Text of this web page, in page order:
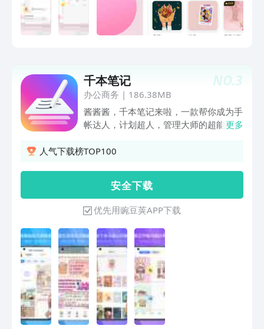
表】轻松制作，复制分享课表，校园学习
好帮手。【日历】阴历黄历，节假日24
节气方便查。【天气预报】空气质量，灾
健康减肥，塑造魔鬼身材。【小箩筐】地
铁交通图，单位换算，扫二维码，涂鸦：
更多生活实用工具，方便每一天。·个性
换肤：定制专属皮肤，适合不一样的你。
·美颜效果：轻松驾驭各种拍照风格，丰
富的滤镜效果，想怎么变就怎么变！·潮
不下来！·可爱贴纸：超萌二次元贴纸素
材，酷酷萌萌哒。·多彩画笔：多种花边
笔，描绘美好心情。·炫酷模板：打造精
致模版，创意场景布局。
NO.3
千本笔记
办公商务 | 186.38MB
酱酱酱，千本笔记来啦，一款帮你成为手
帐达人，计划超人，管理大师的超能小助
进阶大师水准，再也不用仰望别人的作品
始，你就不同于别人，平台提供丰富多样
可选择，自己还能自定义，简直不要太棒
* 贴纸多多，模板好看，本子精美，支持
自己导入pdf，让你素材不重样，分分钟
做好一篇手帐 【便捷工具仓库】 * 编辑
纸张，改变图片，修改文字，套索图文，
涂涂改改方便快捷，好的工具就是跟上你
的想法，帮你快速实现你的创意 * 纸张可
缩放，橡皮可选择大小，内容输入可撤
回，人性化贴心设计，让你的创作更随心
所欲 【多种场景可用】 * 做手帐，找千
本，列计划，找千本，写日记，还找千
更多
人气下载榜TOP100
安 全 下 载
优先用豌豆荚APP下载